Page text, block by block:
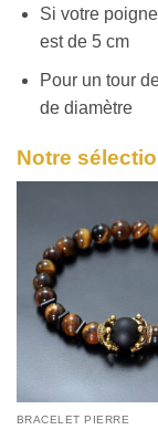
Si votre
est de 5 cm
Pour un tour
de diamètre
Notre
BRACELET PIERRE